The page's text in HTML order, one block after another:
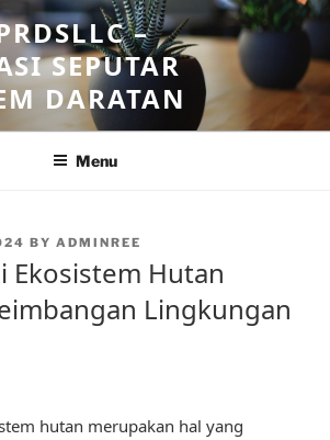
–
SEPUTAR
DARATAN
Menu
BY ADMINREE
Ekosistem Hutan
Lingkungan
hutan merupakan hal yang